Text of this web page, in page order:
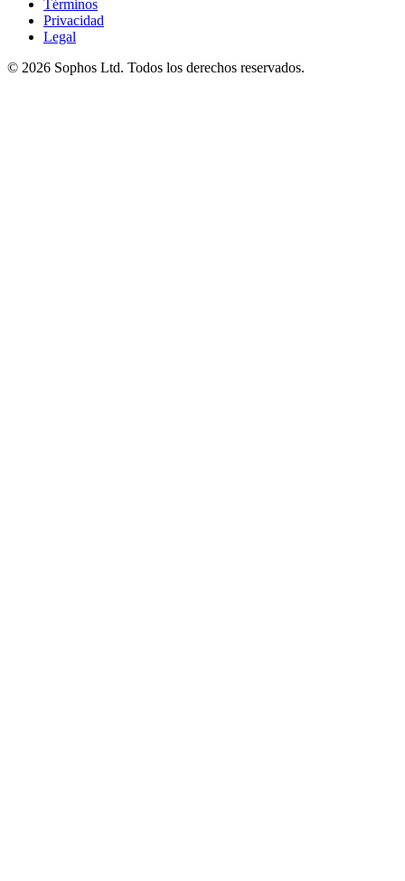
Términos
Privacidad
Legal
© 2026 Sophos Ltd. Todos los derechos reservados.